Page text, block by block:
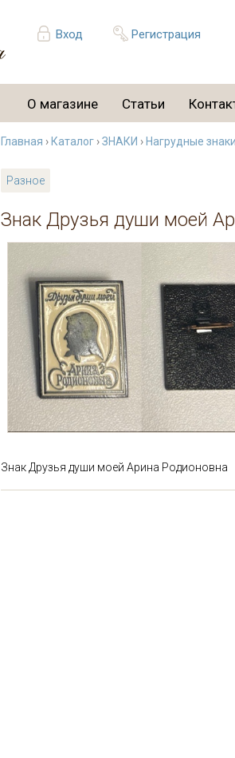
Вход Регистрация
О магазине Статьи
Главная › Каталог ›ЗНАКИ › Нагрудные знаки
Разное
Знак Друзья души моей
Знак Друзья души моей Арина Родионовна